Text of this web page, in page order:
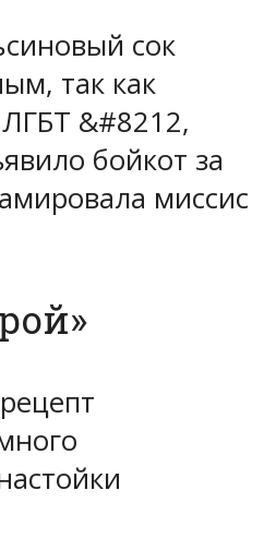
сок
так как
&#8212,
бойкот за
миссис